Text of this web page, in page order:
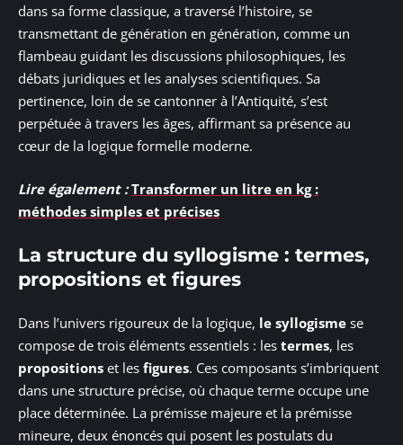
dans sa forme classique, a traversé l’histoire, se
transmettant de génération en génération, comme un
flambeau guidant les discussions philosophiques, les
débats juridiques et les analyses scientifiques. Sa
pertinence, loin de se cantonner à l’Antiquité, s’est
perpétuée à travers les âges, affirmant sa présence au
cœur de la logique formelle moderne.
Lire également : Transformer un litre en kg :
méthodes simples et précises
La structure du syllogisme : termes,
propositions et figures
Dans l’univers rigoureux de la logique, le syllogisme se
compose de trois éléments essentiels : les termes, les
propositions et les figures. Ces composants s’imbriquent
dans une structure précise, où chaque terme occupe une
place déterminée. La prémisse majeure et la prémisse
mineure, deux énoncés qui posent les postulats du